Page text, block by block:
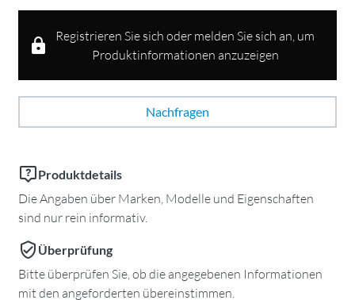
Registrieren Sie sich oder melden Sie sich an, um
Produktinformationen anzuzeigen
Nachfragen
Produktdetails
Die Angaben über Marken, Modelle und Eigenschaften
sind nur rein informativ.
Überprüfung
Bitte überprüfen Sie, ob die angegebenen Informationen
mit den angeforderten übereinstimmen.